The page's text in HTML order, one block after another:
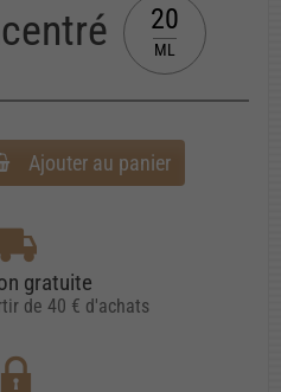
20
ML
Ajouter au panier
gratuite
de 40 € d'achats